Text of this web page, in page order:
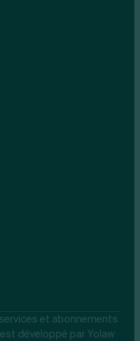
et abonnements
développé par Yolaw